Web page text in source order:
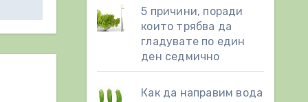
5 причини, поради
които трябва да
гладувате по един
ден седмично
Как да направим вода